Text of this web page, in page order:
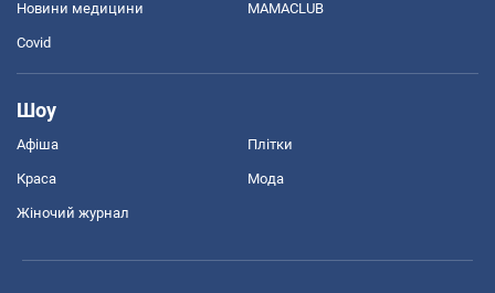
Новини медицини MAMACLUB
Covid
Шоу
Афіша Плітки
Краса Мода
Жіночий журнал